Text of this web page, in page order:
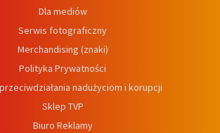
Dla mediów
Serwis fotograficzny
Merchandising (znaki)
Polityka Prywatności
nadużyciom i korupcji
Sklep TVP
Biuro Reklamy